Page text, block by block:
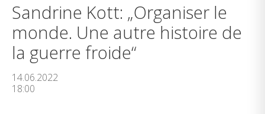
Sandrine Kott: „Organiser le
monde. Une autre histoire de
la guerre froide“
14.06.2022
18:00